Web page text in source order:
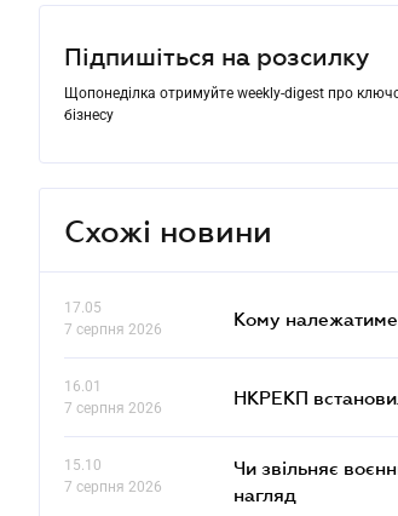
Підпишіться на розсилку
Щопонеділка отримуйте weekly-digest про
бізнесу
Схожі новини
17.05
7 серпня 2026
Кому належатиме
16.01
7 серпня 2026
НКРЕКП
15.10
7 серпня 2026
Чи звільняє
нагляд